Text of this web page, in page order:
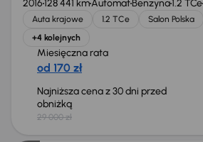
2016128 441 kmAutomatBenzyna1.2 TCe
Auta krajowe 1.2 TCe Salon Polska
+4 kolejnych
Miesięczna rata
od 170 zł
Najniższa cena z 30 dni przed
obniżką
29 000 zł
Taniej o 1 000 zł